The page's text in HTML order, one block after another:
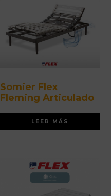
Somier Flex
Fleming Articulado
LEER MÁS